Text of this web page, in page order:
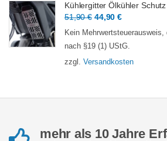
Kühlergitter Ölkühler
51,90€ Ursprünglicher
Preis
war:
51,90 €
44,90€Aktueller
Preis
ist:
44,90 €.
Kein
nach §19 (1) UStG.
zzgl. Versandkosten
mehr als 10 Jahre